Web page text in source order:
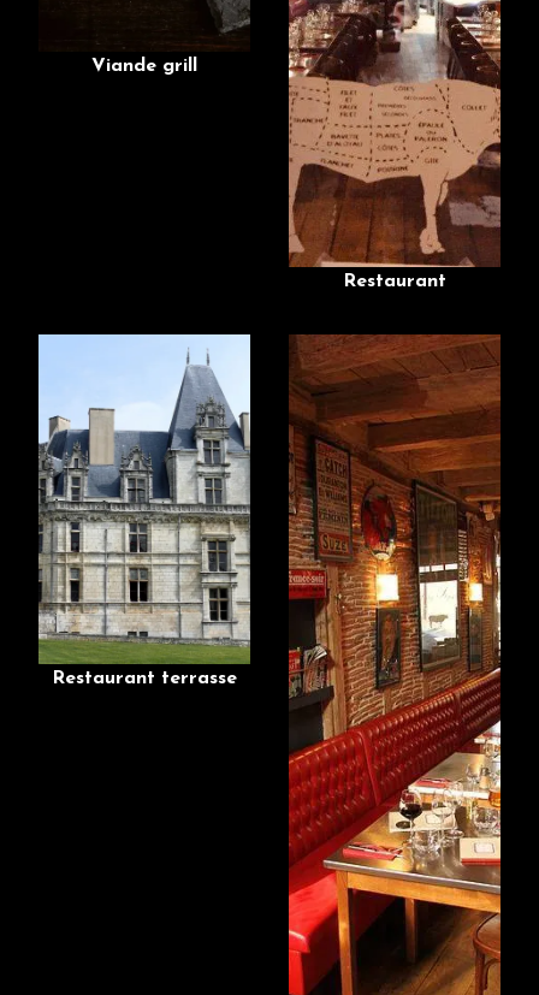
Viande grill
Restaurant
Restaurant terrasse